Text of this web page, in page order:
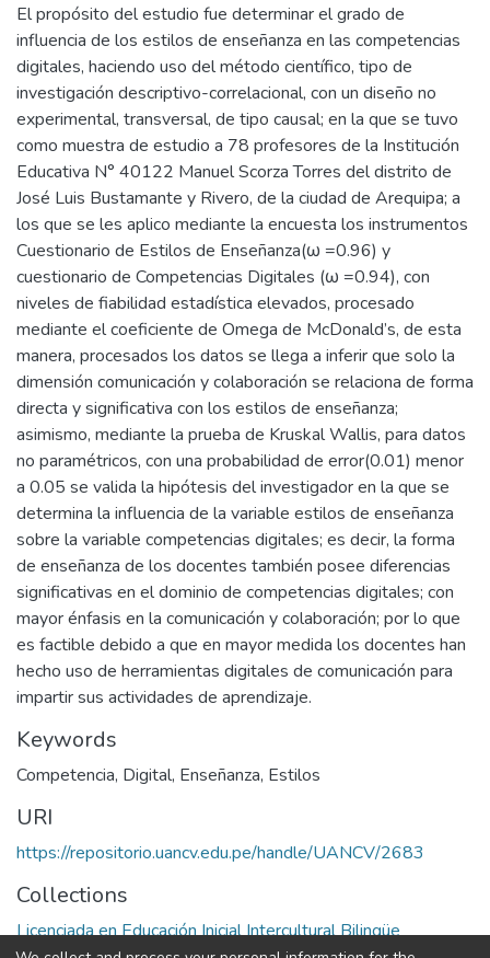
El propósito del estudio fue determinar el grado de
influencia de los estilos de enseñanza en las competencias
digitales, haciendo uso del método científico, tipo de
investigación descriptivo-correlacional, con un diseño no
experimental, transversal, de tipo causal; en la que se tuvo
como muestra de estudio a 78 profesores de la Institución
Educativa N° 40122 Manuel Scorza Torres del distrito de
José Luis Bustamante y Rivero, de la ciudad de Arequipa; a
los que se les aplico mediante la encuesta los instrumentos
Cuestionario de Estilos de Enseñanza(ω =0.96) y
cuestionario de Competencias Digitales (ω =0.94), con
niveles de fiabilidad estadística elevados, procesado
mediante el coeficiente de Omega de McDonald’s, de esta
manera, procesados los datos se llega a inferir que solo la
dimensión comunicación y colaboración se relaciona de forma
directa y significativa con los estilos de enseñanza;
asimismo, mediante la prueba de Kruskal Wallis, para datos
no paramétricos, con una probabilidad de error(0.01) menor
a 0.05 se valida la hipótesis del investigador en la que se
determina la influencia de la variable estilos de enseñanza
sobre la variable competencias digitales; es decir, la forma
de enseñanza de los docentes también posee diferencias
significativas en el dominio de competencias digitales; con
mayor énfasis en la comunicación y colaboración; por lo que
es factible debido a que en mayor medida los docentes han
hecho uso de herramientas digitales de comunicación para
impartir sus actividades de aprendizaje.
Keywords
Competencia, Digital, Enseñanza, Estilos
URI
https://repositorio.uancv.edu.pe/handle/UANCV/2683
Collections
Licenciada en Educación Inicial Intercultural Bilingüe